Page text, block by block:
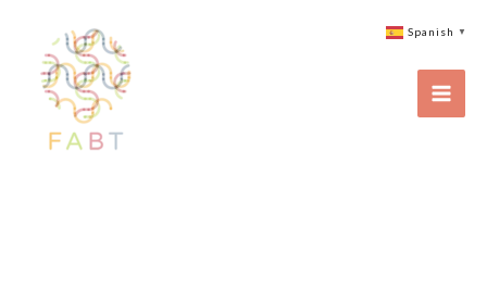
contenido
Spanish ▼